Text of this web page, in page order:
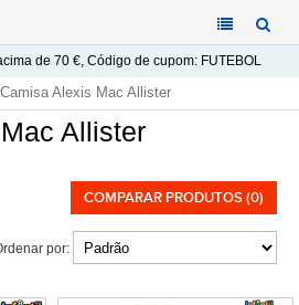
de 70 €, Código de cupom: FUTEBOL
Camisa Alexis Mac Allister
Allister
COMPARAR PRODUTOS (0)
por: